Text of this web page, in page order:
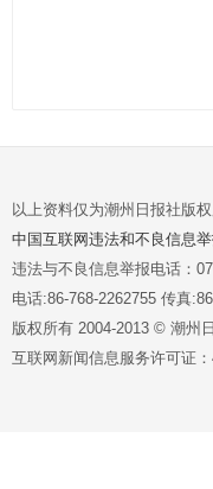
以上资料仅为潮州日报社版
中国互联网违法和不良信息
违法与不良信息举报电话：
电话:86-768-2262755 传真
版权所有 2004-2013 © 潮州
互联网新闻信息服务许可证